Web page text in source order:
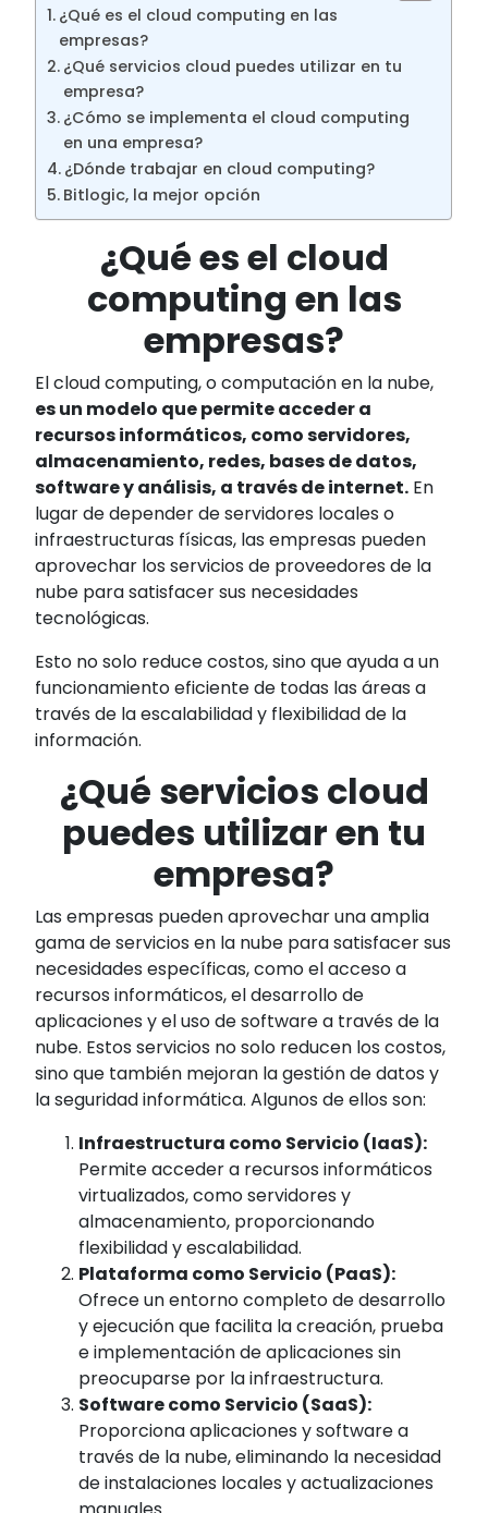
¿Qué es el cloud computing en las
empresas?
¿Qué servicios cloud puedes utilizar en tu
empresa?
¿Cómo se implementa el cloud computing
en una empresa?
¿Dónde trabajar en cloud computing?
Bitlogic, la mejor opción
¿Qué es el cloud
computing en las
empresas?
El cloud computing, o computación en la nube,
es un modelo que permite acceder a
recursos informáticos, como servidores,
almacenamiento, redes, bases de datos,
software y análisis, a través de internet. En
lugar de depender de servidores locales o
infraestructuras físicas, las empresas pueden
aprovechar los servicios de proveedores de la
nube para satisfacer sus necesidades
tecnológicas.
Esto no solo reduce costos, sino que ayuda a un
funcionamiento eficiente de todas las áreas a
través de la escalabilidad y flexibilidad de la
información.
¿Qué servicios cloud
puedes utilizar en tu
empresa?
Las empresas pueden aprovechar una amplia
gama de servicios en la nube para satisfacer sus
necesidades específicas, como el acceso a
recursos informáticos, el desarrollo de
aplicaciones y el uso de software a través de la
nube. Estos servicios no solo reducen los costos,
sino que también mejoran la gestión de datos y
la seguridad informática. Algunos de ellos son:
Infraestructura como Servicio (IaaS):
Permite acceder a recursos informáticos
virtualizados, como servidores y
almacenamiento, proporcionando
flexibilidad y escalabilidad.
Plataforma como Servicio (PaaS):
Ofrece un entorno completo de desarrollo
y ejecución que facilita la creación, prueba
e implementación de aplicaciones sin
preocuparse por la infraestructura.
Software como Servicio (SaaS):
Proporciona aplicaciones y software a
través de la nube, eliminando la necesidad
de instalaciones locales y actualizaciones